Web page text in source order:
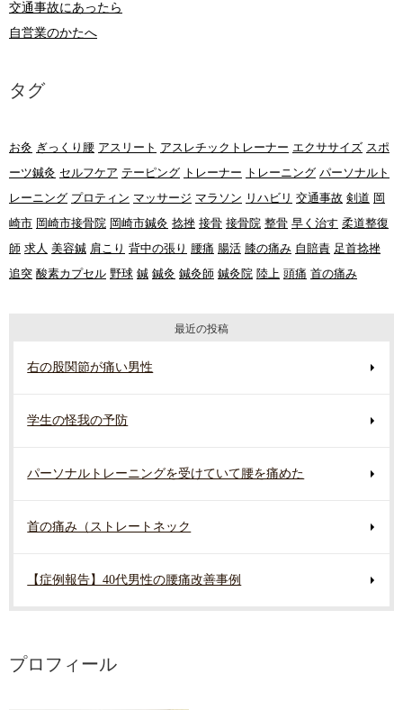
交通事故にあったら
自営業のかたへ
タグ
お灸 ぎっくり腰 アスリート アスレチックトレーナー エクササイズ スポ
ーツ鍼灸 セルフケア テーピング トレーナー トレーニング パーソナルト
レーニング プロティン マッサージ マラソン リハビリ 交通事故 剣道 岡
崎市 岡崎市接骨院 岡崎市鍼灸 捻挫 接骨 接骨院 整骨 早く治す 柔道整復
師 求人 美容鍼 肩こり 背中の張り 腰痛 腸活 膝の痛み 自賠責 足首捻挫
追突 酸素カプセル 野球 鍼 鍼灸 鍼灸師 鍼灸院 陸上 頭痛 首の痛み
最近の投稿
右の股関節が痛い男性
学生の怪我の予防
パーソナルトレーニングを受けていて腰を痛めた
首の痛み（ストレートネック
【症例報告】40代男性の腰痛改善事例
プロフィール